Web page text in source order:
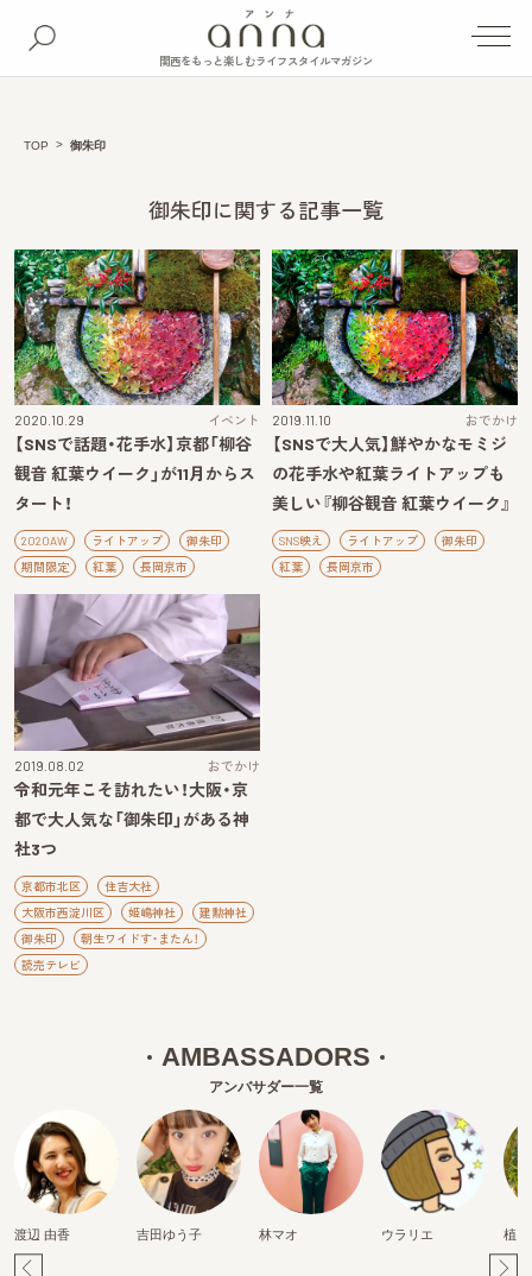
関西をもっと楽しむライフスタイルマガジン
TOP 御朱印
御朱印に関する記事一覧
2020.10.29 イベント
【SNSで話題・花手水】京都「柳谷
観音 紅葉ウイーク」が11月からス
タート！
2020AW ライトアップ
御朱印
期間限定
紅葉 長岡京市
2019.11.10 おでかけ
【SNSで大人気】鮮やかなモミジ
の花手水や紅葉ライトアップも
美しい『柳谷観音 紅葉ウイーク』
SNS映え ライトアップ
御朱印
紅葉
長岡京市
2019.08.02 おでかけ
令和元年こそ訪れたい！大阪・京
都で大人気な「御朱印」がある神
社3つ
京都市北区
住吉大社
大阪市西淀川区
姫嶋神社
建勲神社
御朱印
朝生ワイドす・またん！
読売テレビ
AMBASSADORS
アンバサダー一覧
渡辺 由香 吉田ゆう子 林マオ ウラリエ 植田